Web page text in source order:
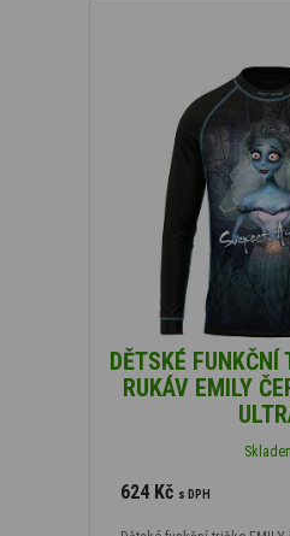
DĚTSKÉ FUNKČNÍ
RUKÁV EMILY
624 Kč s DPH